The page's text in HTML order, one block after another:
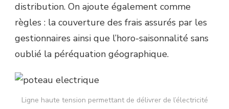
distribution. On ajoute également comme
règles : la couverture des frais assurés par les
gestionnaires ainsi que l’horo-saisonnalité sans
oublié la péréquation géographique.
Ligne haute tension permettant de délivrer de l’électricité